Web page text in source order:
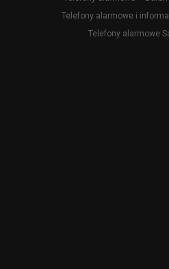
Telefony alarmowe i
Telefony alarmowe